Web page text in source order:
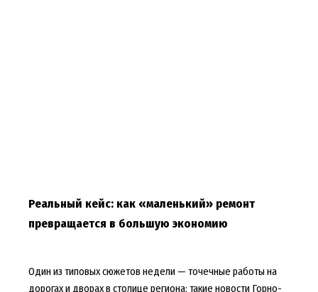
Реальный кейс: как «маленький» ремонт
превращается в большую экономию
Один из типовых сюжетов недели — точечные работы на
дорогах и дворах в столице региона: такие новости Горно-